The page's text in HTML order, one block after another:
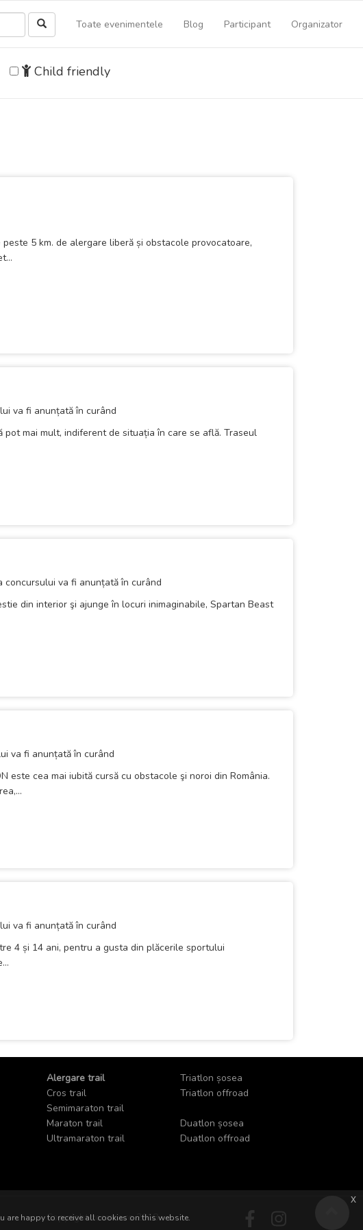
Toate evenimentele Blog Participant Organizator
Child friendly
5 km. de alergare liberă și obstacole provocatoare,
va fi anunțată în curând
mai mult, indiferent de situația în care se află. Traseul
concursului va fi anunțată în curând
din interior şi ajunge în locuri inimaginabile, Spartan Beast
va fi anunțată în curând
este cea mai iubită cursă cu obstacole şi noroi din România.
va fi anunțată în curând
4 și 14 ani, pentru a gusta din plăcerile sportului
Alergare trail
Cros trail
Semimaraton trail
Maraton trail
Ultramaraton trail
Triatlon șosea
Triatlon offroad
Duatlon șosea
Duatlon offroad
Copyright zoomra.ro 2018
are happy to receive all cookies on this website.
x